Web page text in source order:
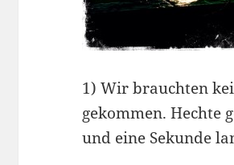
1) Wir brauchten
gekommen. Hechte
und eine Sekunde